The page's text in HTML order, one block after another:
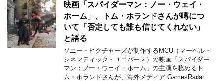
映画「スパイダーマン：ノー・ウェイ・
ホーム」、トム・ホランドさんが噂につ
いて「否定しても誰も信じてくれない」
と語る
ソニー・ピクチャーズが制作するMCU（マーベル・
シネマティック・ユニバース）の映画「スパイダー
マン：ノー・ウェイ・ホーム」の主演を務めるト
ム・ホランドさんが、海外メディア GamesRadar